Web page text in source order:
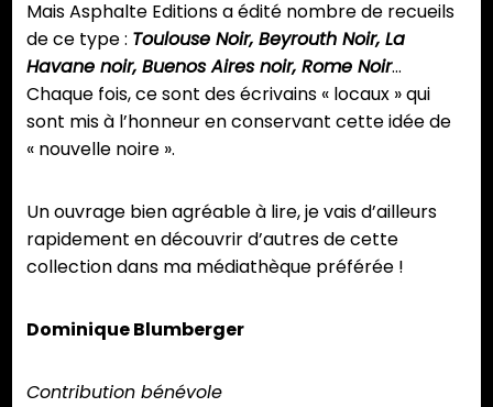
Mais Asphalte Editions a édité nombre de recueils
de ce type : Toulouse Noir, Beyrouth Noir, La
Havane noir, Buenos Aires noir, Rome Noir…
Chaque fois, ce sont des écrivains « locaux » qui
sont mis à l’honneur en conservant cette idée de
« nouvelle noire ».
Un ouvrage bien agréable à lire, je vais d’ailleurs
rapidement en découvrir d’autres de cette
collection dans ma médiathèque préférée !
Dominique Blumberger
Contribution bénévole